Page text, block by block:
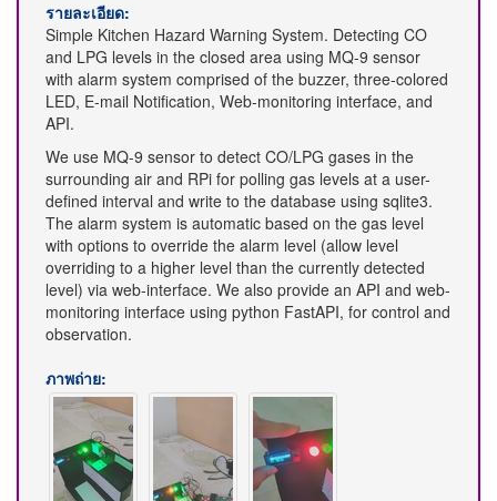
รายละเอียด:
Simple Kitchen Hazard Warning System. Detecting CO
and LPG levels in the closed area using MQ-9 sensor
with alarm system comprised of the buzzer, three-colored
LED, E-mail Notification, Web-monitoring interface, and
API.
We use MQ-9 sensor to detect CO/LPG gases in the
surrounding air and RPi for polling gas levels at a user-
defined interval and write to the database using sqlite3.
The alarm system is automatic based on the gas level
with options to override the alarm level (allow level
overriding to a higher level than the currently detected
level) via web-interface. We also provide an API and web-
monitoring interface using python FastAPI, for control and
observation.
ภาพถ่าย: